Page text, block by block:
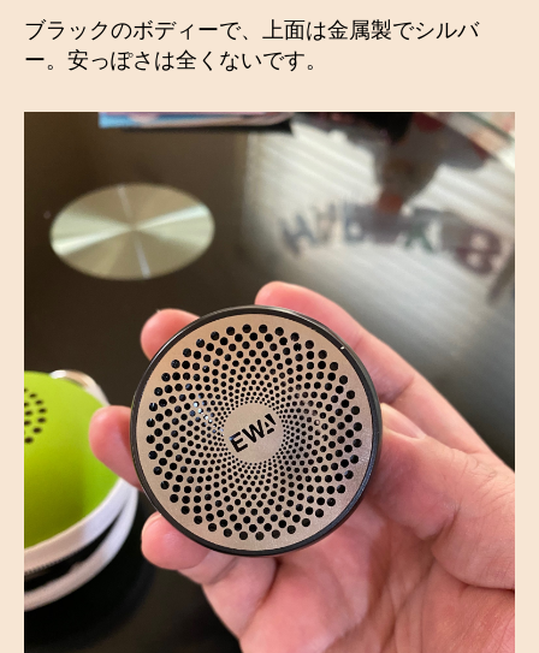
ブラックのボディーで、上面は金属製でシルバ
ー。安っぽさは全くないです。